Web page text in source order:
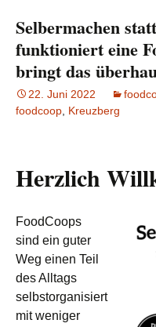
Selbermachen
funktioniert eine
bringt das
22. Juni 2022
foodcoop Kreuzberg
Herzlich
FoodCoops
sind ein guter
Weg einen Teil
des Alltags
selbstorganisiert
mit weniger